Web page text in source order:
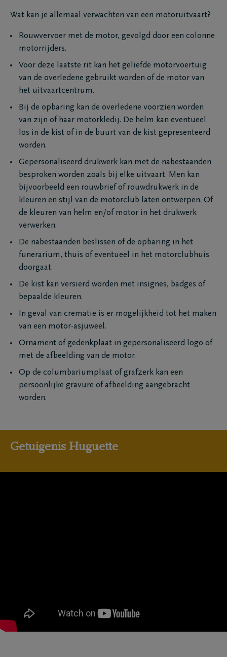
Wat kan je allemaal verwachten van een motoruitvaart?
Rouwvervoer met de motor, gevolgd door een colonne
motorrijders.
Voor deze laatste rit kan het geliefde motorvoertuig
van de overledene gebruikt worden of de motor van
het uitvaartcentrum.
Bij de opbaring kan de overledene voorzien worden
van zijn of haar motorkledij. De helm kan eventueel
los in de kist of in de buurt van de kist gepresenteerd
worden.
Gepersonaliseerd drukwerk kan met de nabestaanden
besproken worden zoals bij elke uitvaart. Men kan
bijvoorbeeld een rouwbrief of rouwdrukwerk in de
kleuren en stijl van de motorclub laten ontwerpen. Of
de kleuren van helm en/of motor in het drukwerk
verwerken.
De nabestaanden beslissen of de opbaring in het
funerarium, thuis of eventueel in het motorclubhuis
doorgaat.
De kist kan versierd worden met insignes, badges of
bepaalde kleuren.
In geval van crematie is er mogelijkheid tot het maken
van een motor-asjuweel.
Ornament of gedenkplaat in gepersonaliseerd logo of
met de afbeelding van de motor.
Op de columbariumplaat of grafzerk kan een
persoonlijke gravure of afbeelding aangebracht
worden.
Getuigenis Huguette